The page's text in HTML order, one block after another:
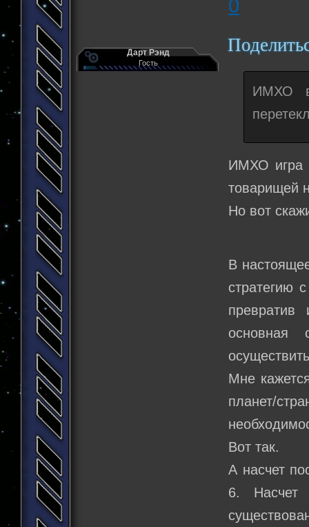
0
Дарт Рэнд
Гость
ИМХО
ИМХО игра
товарищей
Но вот
В
стратегию
основная
Мне
планет/
Вот так.
А насчет
6. Насчет